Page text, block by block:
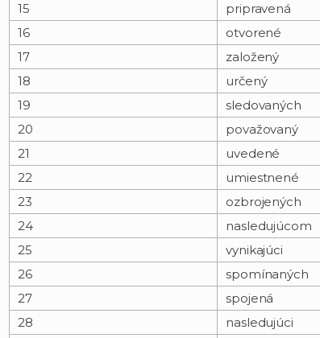
15
pripravená
16
otvorené
17
založený
18
určený
19
sledovaných
20
považovaný
21
uvedené
22
umiestnené
23
ozbrojených
24
nasledujúcom
25
vynikajúci
26
spomínaných
27
spojená
28
nasledujúci